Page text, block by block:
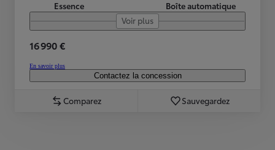
Essence
Boîte automatique
Voir plus
16 990 €
En savoir plus
Contactez la concession
Comparez Sauvegardez